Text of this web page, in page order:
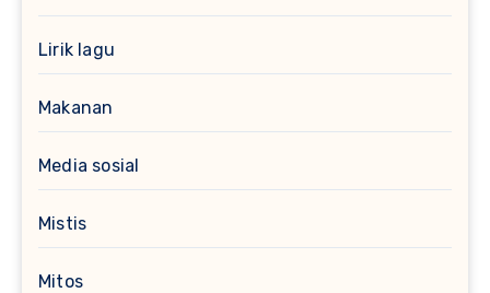
Lirik lagu
Makanan
Media sosial
Mistis
Mitos